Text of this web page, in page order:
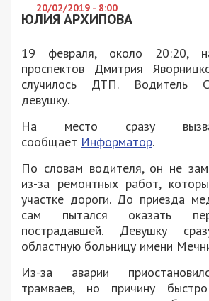
20/02/2019 - 8:00
ЮЛИЯ АРХИПОВА
19 февраля, около 20:20,
проспектов Дмитрия
случилось ДТП. Водитель
девушку.
На место сразу
сообщает Информатор.
По словам водителя, он не
из-за ремонтных работ,
участке дороги. До приезда
сам пытался оказать
пострадавшей. Девушку
областную больницу имени
Из-за аварии
трамваев, но причину